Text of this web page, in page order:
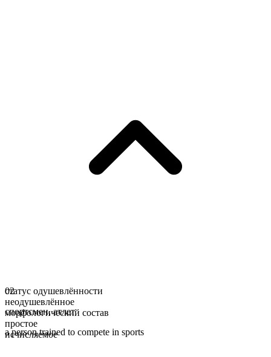
статус одушевлённости
неодушевлённое
морфологический состав
простое
исчисляемое
02
спортсмен,атлет
a person trained to compete in sports